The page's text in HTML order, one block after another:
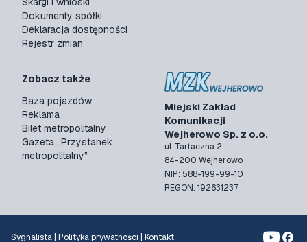
Miejski Zakład
Komunikacji
Wejherowo Sp. z o.o.
ul. Tartaczna 2
84-200 Wejherowo
NIP: 588-199-99-10
REGON: 192631237
Dokumenty spółki
Deklaracja dostępności
Rejestr zmian
Zobacz także
Baza pojazdów
Reklama
Bilet metropolitalny
Gazeta „Przystanek
metropolitalny”
Sygnalista Polityka prywatności Kontakt